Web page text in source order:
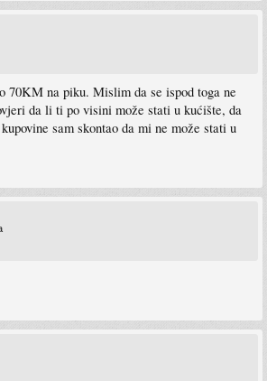
70KM na piku. Mislim da se ispod toga ne
da li ti po visini može stati u kućište, da
sam skontao da mi ne može stati u